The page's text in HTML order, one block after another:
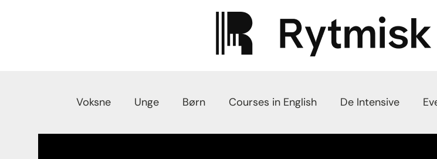
Voksne Unge Børn Courses in English De Intensive